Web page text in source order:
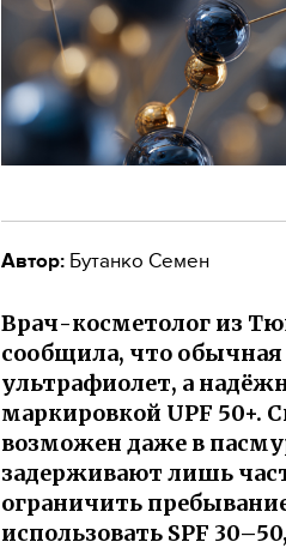
Автор: Бутанко Семен
Врач-косметолог из
сообщила, что обычная
ультрафиолет, а
маркировкой UPF 50+.
возможен даже в
задерживают лишь
ограничить
использовать SPF